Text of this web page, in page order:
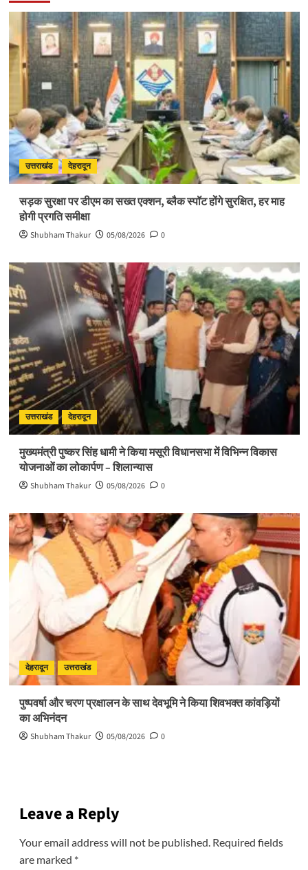
उत्तराखंड देहरादून
सड़क सुरक्षा पर डीएम का सख्त एक्शन, ब्लैक स्पॉट होंगे सुरक्षित, हर माह
होगी प्रगति समीक्षा
Shubham Thakur 05/08/2026 0
उत्तराखंड देहरादून
मुख्यमंत्री पुष्कर सिंह धामी ने किया मसूरी विधानसभा में विभिन्न विकास
योजनाओं का लोकार्पण – शिलान्यास
Shubham Thakur 05/08/2026 0
देहरादून उत्तराखंड
पुष्पवर्षा और चरण प्रक्षालन के साथ देवभूमि ने किया शिवभक्त कांवड़ियों
का अभिनंदन
Shubham Thakur 05/08/2026 0
Leave a Reply
Your email address will not be published. Required fields
are marked *